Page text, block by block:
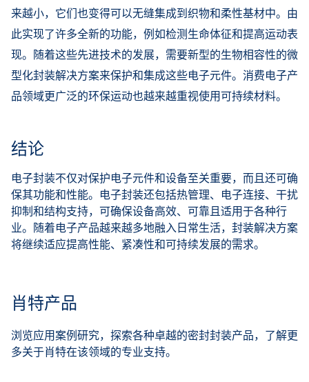
来越小，它们也变得可以无缝集成到织物和柔性基材中。由
此实现了许多全新的功能，例如检测生命体征和提高运动表
现。随着这些先进技术的发展，需要新型的生物相容性的微
型化封装解决方案来保护和集成这些电子元件。消费电子产
品领域更广泛的环保运动也越来越重视使用可持续材料。
结论
电子封装不仅对保护电子元件和设备至关重要，而且还可确
保其功能和性能。电子封装还包括热管理、电子连接、干扰
抑制和结构支持，可确保设备高效、可靠且适用于各种行
业。随着电子产品越来越多地融入日常生活，封装解决方案
将继续适应提高性能、紧凑性和可持续发展的需求。
肖特产品
浏览应用案例研究，探索各种卓越的密封封装产品，了解更
多关于肖特在该领域的专业支持。